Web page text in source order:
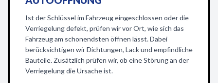
Ist der Schlüssel im Fahrzeug eingeschlossen oder die
Verriegelung defekt, prüfen wir vor Ort, wie sich das
Fahrzeug am schonendsten öffnen lässt. Dabei
berücksichtigen wir Dichtungen, Lack und empfindliche
Bauteile. Zusätzlich prüfen wir, ob eine Störung an der
Verriegelung die Ursache ist.